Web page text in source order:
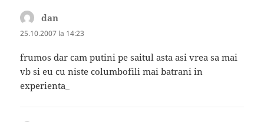
dan
25.10.2007 la 14:23
frumos dar cam putini pe saitul asta asi vrea sa mai
vb si eu cu niste columbofili mai batrani in
experienta_